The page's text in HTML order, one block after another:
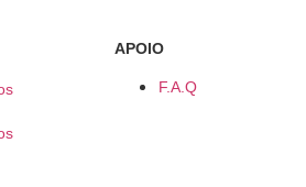
APOIO
F.A.Q